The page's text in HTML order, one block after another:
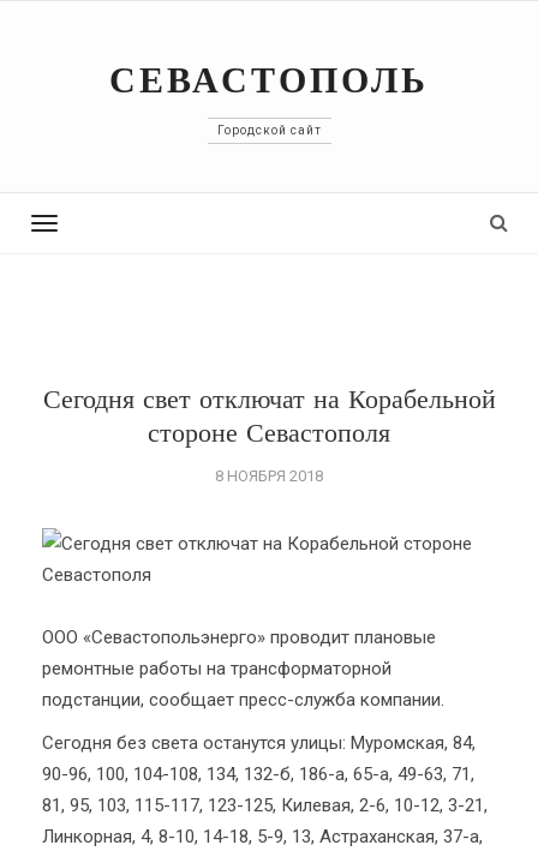
СЕВАСТОПОЛЬ
Городской сайт
Toggle
Сегодня свет отключат на Корабельной
стороне Севастополя
8 НОЯБРЯ 2018
ООО «Севастопольэнерго» проводит плановые
ремонтные работы на трансформаторной
подстанции, сообщает пресс-служба компании.
Cегодня без света останутся улицы: Муромская, 84,
90-96, 100, 104-108, 134, 132-б, 186-а, 65-а, 49-63, 71,
81, 95, 103, 115-117, 123-125, Килевая, 2-6, 10-12, 3-21,
Линкорная, 4, 8-10, 14-18, 5-9, 13, Астраханская, 37-а,